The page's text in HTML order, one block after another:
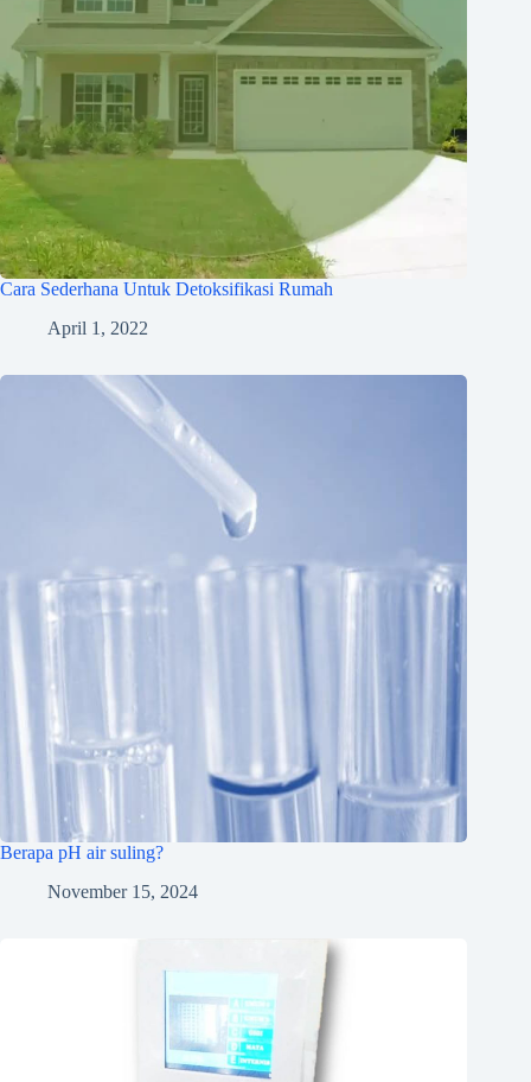
Cara Sederhana Untuk Detoksifikasi Rumah
April 1, 2022
Berapa pH air suling?
November 15, 2024